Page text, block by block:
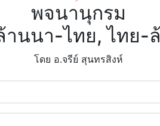
พจนานุกรม
านนา-ไทย, ไทย-
โดย อ.จรีย์​ สุนทรสิงห์